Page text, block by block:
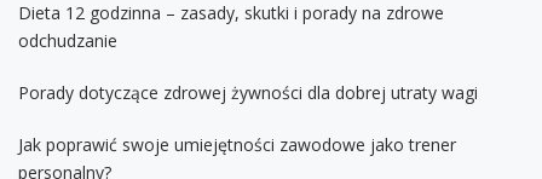
Dieta 12 godzinna – zasady, skutki i porady na zdrowe
odchudzanie
Porady dotyczące zdrowej żywności dla dobrej utraty wagi
Jak poprawić swoje umiejętności zawodowe jako trener
personalny?